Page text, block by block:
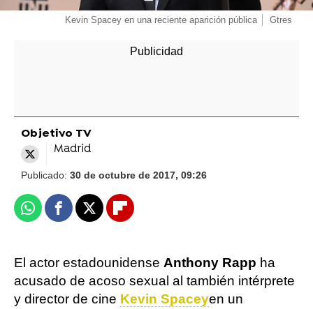
Kevin Spacey en una reciente aparición pública Gtres
Objetivo TV
Madrid
Publicado: 30 de octubre de 2017, 09:26
WhatsappFacebook
X Flipboard
El actor estadounidense Anthony Rapp ha
acusado de acoso sexual al también intérprete
y director de cine Kevin Spaceyen un